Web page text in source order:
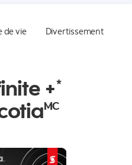
de vie Divertissement
+*
MC